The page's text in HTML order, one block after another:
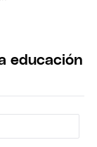
educación